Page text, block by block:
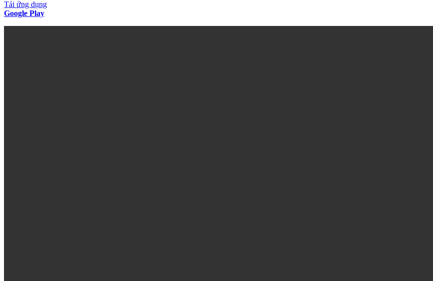
Tải ứng dụng
Google Play